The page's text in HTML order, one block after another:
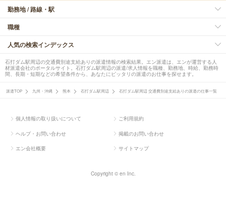
勤務地 / 路線・駅
職種
人気の検索インデックス
石打ダム駅周辺の交通費別途支給ありの派遣情報の検索結果。エン派遣は、エンが運営する人
材派遣会社のポータルサイト。石打ダム駅周辺の派遣/求人情報を職種、勤務地、時給、勤務時
間、長期・短期などの希望条件から、あなたにピッタリの派遣のお仕事を探せます。
派遣TOP 九州・沖縄 熊本 石打ダム駅周辺 石打ダム駅周辺 交通費別途支給ありの派遣の仕事一覧
個人情報の取り扱いについて ご利用規約
ヘルプ・お問い合わせ 掲載のお問い合わせ
エン会社概要 サイトマップ
Copyright © en Inc.